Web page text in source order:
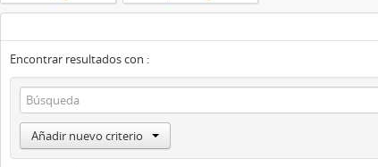
Encontrar resultados con :
Añadir nuevo criterio